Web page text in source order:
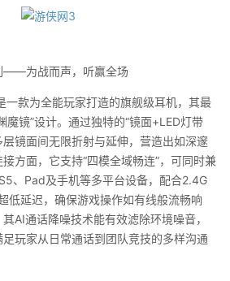
为战而声，听赢全场
款为全能玩家打造的旗舰级耳机，其最
魔镜”设计。通过独特的“镜面+LED灯带
镜面间无限折射与延伸，营造出如深邃
方面，它支持“四模全域畅连”，可同时兼
、Pad及手机等多平台设备，配合2.4G
低延迟，确保游戏操作如有线般流畅响
AI通话降噪技术能有效滤除环境噪音，
玩家从日常通话到团队竞技的多样沟通